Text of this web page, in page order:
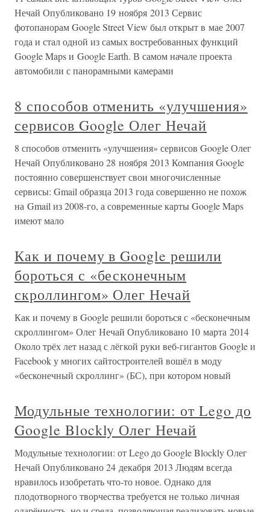
Нечай Опубликовано 19 ноября 2013 Сервис
фотопанорам Google Street View был открыт в мае 2007
года и стал одной из самых востребованных функций
Google Maps и Google Earth. В самом начале проекта
автомобили с панорамными камерами
8 способов отменить «улучшения»
сервисов Google Олег Нечай
8 способов отменить «улучшения» сервисов Google Олег
Нечай Опубликовано 28 ноября 2013 Компания Google
постоянно совершенствует свои многочисленные
сервисы: Gmail образца 2013 года совершенно не похож
на Gmail из 2008-го, а современные карты Google Maps
имеют мало
Как и почему в Google решили
бороться с «бесконечным
скроллингом» Олег Нечай
Как и почему в Google решили бороться с «бесконечным
скроллингом» Олег Нечай Опубликовано 10 марта 2014
Около трёх лет назад с лёгкой руки веб-гигантов Google и
Facebook у многих сайтостроителей вошёл в моду
«бесконечный скроллинг» (БС), при котором новый
Модульные технологии: от Lego до
Google Blockly Олег Нечай
Модульные технологии: от Lego до Google Blockly Олег
Нечай Опубликовано 24 декабря 2013 Людям всегда
нравилось изобретать что-то новое. Однако для
плодотворного творчества требуется не только личная